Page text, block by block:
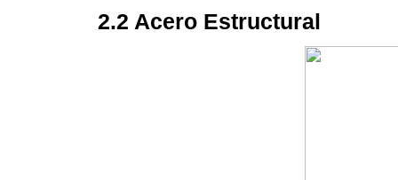
2.2 Acero Estructural